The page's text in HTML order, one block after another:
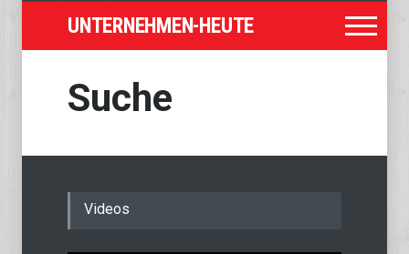
UNTERNEHMEN-HEUTE
Suche
Videos